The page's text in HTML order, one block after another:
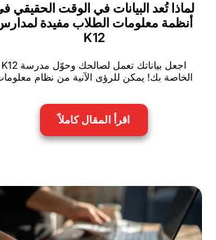
لماذا تُعد البيانات في الوقت الحقيقي في
أنظمة معلومات الطلاب مفيدة لمدارس
K12
اجعل بياناتك تعمل لصالحك وحوّل مدرسة K12
الخاصة بك! يمكن للرؤى الآنية من نظام معلومات
اقرأ المقال كاملاً